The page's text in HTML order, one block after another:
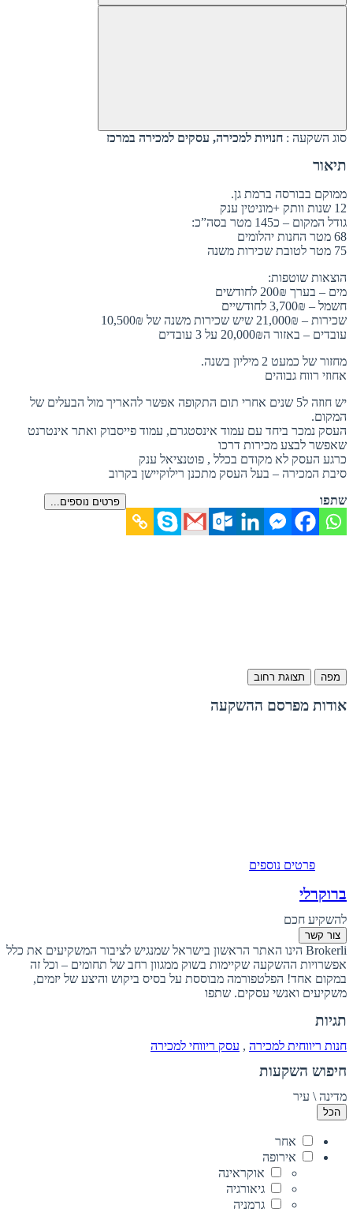
סוג השקעה : חנויות למכירה, עסקים למכירה במרכז
תיאור
ממוקם בבורסה ברמת גן.
12 שנות וותק +מוניטין ענק
גודל המקום – כ145 מטר בסה”כ:
68 מטר החנות יהלומים
75 מטר לטובת שכירות משנה
הוצאות שוטפות:
מים – בערך 200₪ לחודשים
חשמל – 3,700₪ לחודשיים
שכירות – 21,000₪ שיש שכירות משנה של 10,500₪
עובדים – באזור ה20,000₪ על 3 עובדים
מחזור של כמעט 2 מיליון בשנה.
אחוזי רווח גבוהים
יש חוזה ל5 שנים אחרי תום התקופה אפשר להאריך מול הבעלים של
המקום.
העסק נמכר ביחד עם עמוד אינסטגרם, עמוד פייסבוק ואתר אינטרנט
שאפשר לבצע מכירות דרכו
כרגע העסק לא מקודם בכלל , פוטנציאל ענק
סיבת המכירה – בעל העסק מתכנן רילוקיישן בקרוב
שתפו
פרטים נוספים...
מפה תצוגת רחוב
אודות מפרסם ההשקעה
פרטים נוספים
ברוקרלי
להשקיע חכם
צור קשר
Brokerli הינו האתר הראשון בישראל שמנגיש לציבור המשקיעים את כלל
אפשרויות ההשקעה שקיימות בשוק ממגוון רחב של תחומים – וכל זה
במקום אחד! הפלטפורמה מבוססת על בסיס ביקוש והיצע של יזמים,
משקיעים ואנשי עסקים. שתפו
תגיות
חנות ריווחית למכירה , עסק ריווחי למכירה
חיפוש השקעות
מדינה \ עיר
הכל
אחר
אירופה
אוקראינה
גיאורגיה
גרמניה